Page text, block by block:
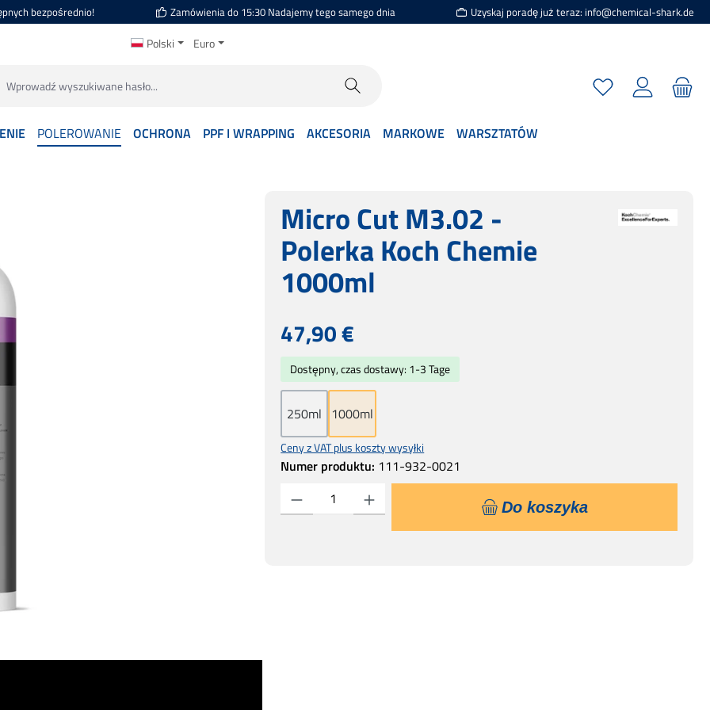
bezpośrednio! Zamówienia do 15:30 Nadajemy tego samego dnia Uzyskaj poradę już teraz: info@chemical-shark.de
Polski Euro
Masz 0
POLEROWANIE OCHRONA PPF I WRAPPING AKCESORIA MARKOWE WARSZTATÓW
Micro Cut M3.02 -
Polerka Koch Chemie
1000ml
Cena regularna:
47,90 €
Ceny z VAT plus koszty wysyłki
Numer produktu: 111-932-0021
Dostępny, czas dostawy: 1-3 Tage
250ml 1000ml
Ilość produktu: Wprowadź żądaną ilość lub użyj przycisków, aby zwiększyć lub zmniejszyć
Do koszyka